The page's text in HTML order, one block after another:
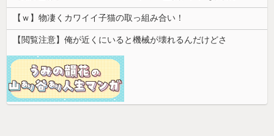
【ｗ】物凄くカワイイ子猫の取っ組み合い！
【閲覧注意】俺が近くにいると機械が壊れるんだけどさ